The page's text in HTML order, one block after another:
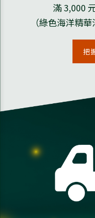
滿 3,000
（綠色海洋精
把